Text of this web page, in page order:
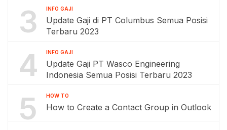
3 INFO GAJI
Update Gaji di PT Columbus Semua Posisi
Terbaru 2023
4 INFO GAJI
Update Gaji PT Wasco Engineering
Indonesia Semua Posisi Terbaru 2023
5 HOW TO
How to Create a Contact Group in Outlook